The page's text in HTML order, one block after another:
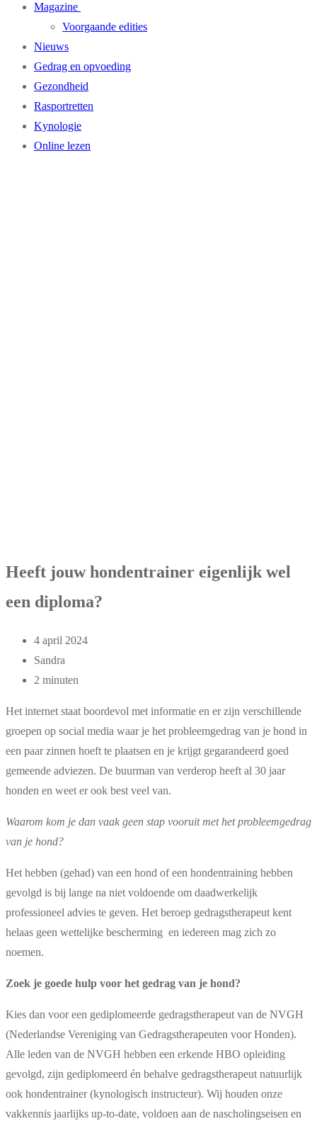
Magazine
Voorgaande edities
Nieuws
Gedrag en opvoeding
Gezondheid
Rasportretten
Kynologie
Online lezen
Heeft jouw hondentrainer eigenlijk wel
een diploma?
4 april 2024
Sandra
2 minuten
Het internet staat boordevol met informatie en er zijn verschillende
groepen op social media waar je het probleemgedrag van je hond in
een paar zinnen hoeft te plaatsen en je krijgt gegarandeerd goed
gemeende adviezen. De buurman van verderop heeft al 30 jaar
honden en weet er ook best veel van.
Waarom kom je dan vaak geen stap vooruit met het probleemgedrag
van je hond?
Het hebben (gehad) van een hond of een hondentraining hebben
gevolgd is bij lange na niet voldoende om daadwerkelijk
professioneel advies te geven. Het beroep gedragstherapeut kent
helaas geen wettelijke bescherming en iedereen mag zich zo
noemen.
Zoek je goede hulp voor het gedrag van je hond?
Kies dan voor een gediplomeerde gedragstherapeut van de NVGH
(Nederlandse Vereniging van Gedragstherapeuten voor Honden).
Alle leden van de NVGH hebben een erkende HBO opleiding
gevolgd, zijn gediplomeerd én behalve gedragstherapeut natuurlijk
ook hondentrainer (kynologisch instructeur). Wij houden onze
vakkennis jaarlijks up-to-date, voldoen aan de nascholingseisen en